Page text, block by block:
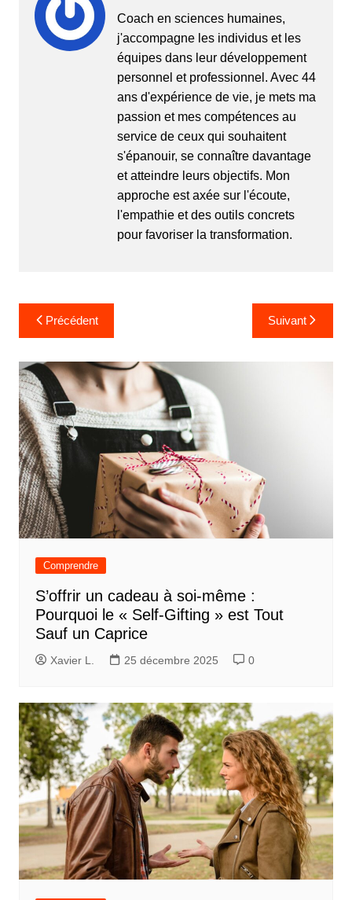
Coach en sciences humaines,
j'accompagne les individus et les
équipes dans leur développement
personnel et professionnel. Avec 44
ans d'expérience de vie, je mets ma
passion et mes compétences au
service de ceux qui souhaitent
s'épanouir, se connaître davantage
et atteindre leurs objectifs. Mon
approche est axée sur l'écoute,
l'empathie et des outils concrets
pour favoriser la transformation.
Navigation
de
l’article
Précédent Suivant
Comprendre
S’offrir un cadeau à soi-même :
Pourquoi le « Self-Gifting » est Tout
Sauf un Caprice
Xavier L. 25 décembre 2025 0